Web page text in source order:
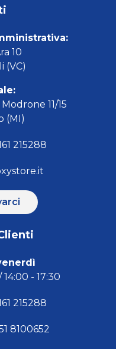
10
(VC)
11/15
(MI)
215288
- 17:30
215288
8100652